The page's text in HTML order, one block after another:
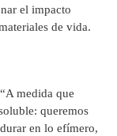
el impacto
de vida.
medida que
queremos
en lo efímero,